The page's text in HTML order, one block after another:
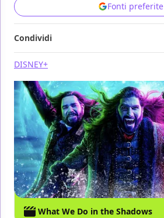
Fonti preferite
Condividi
DISNEY+
What We Do in the Shadows